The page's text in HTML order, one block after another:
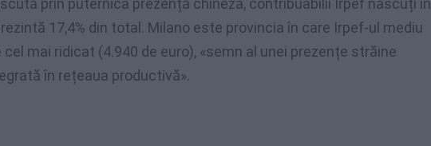
prin puternica prezență chineză, contribuabilii Irpef născuți în
17,4% din total. Milano este provincia în care Irpef-ul mediu
mai ridicat (4.940 de euro), «semn al unei prezențe străine
în rețeaua productivă».